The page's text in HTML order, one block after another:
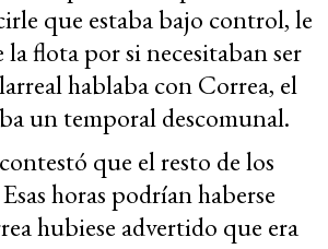
que estaba bajo control, le
flota por si necesitaban ser
hablaba con Correa, el
un temporal descomunal.
que el resto de los
horas podrían haberse
hubiese advertido que era